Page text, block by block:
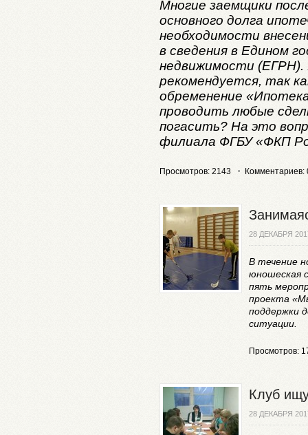
Многие заемщики
основного долга
необходимости
в сведения в Едином
недвижимости (ЕГРН).
рекомендуется, так
обременение
проводить любые
погасить? На это
филиала ФГБУ «ФКП
Просмотров: 2143 Комментариев:
28 ДЕКАБРЯ
В течение
юношеская
пять
проекта
поддержки
ситуации.
Просмотров:
Клуб
28 ДЕКАБРЯ